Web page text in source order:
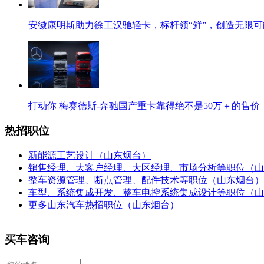
安徽康明斯助力徐工汉驰轻卡，标杆领“鲜”，创造无限
打动你 梅赛德斯-奔驰国产重卡靠得绝不是50万＋的售价
热招职位
新能源工艺设计（山东烟台）
销售经理、大客户经理、大区经理、市场分析等职位（山
整车资源管理、断点管理、配件技术等职位（山东烟台）
车型、系统集成开发、整车电控系统集成设计等职位（山
更多山东汽车热招职位（山东烟台）
买车咨询